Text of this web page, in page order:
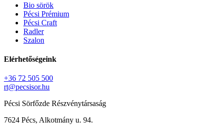
Bio sörök
Pécsi Prémium
Pécsi Craft
Radler
Szalon
Elérhetőségeink
+36 72 505 500
rt@pecsisor.hu
Pécsi Sörfőzde Részvénytársaság
7624 Pécs, Alkotmány u. 94.